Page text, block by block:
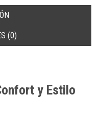
(0)
y Estilo